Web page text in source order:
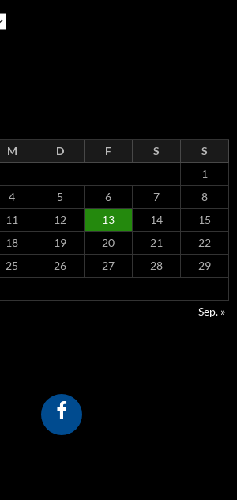
M D F S
S
1
4 5 6 7
8
11 12 13 14
15
18 19 20 21
22
25 26 27 28
29
Sep. »